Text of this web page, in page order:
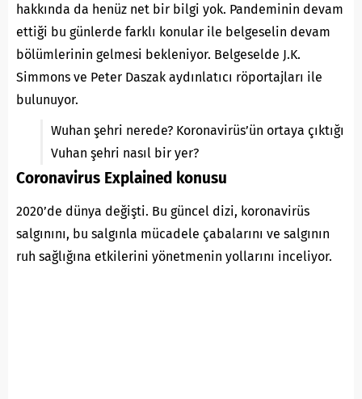
hakkında da henüz net bir bilgi yok. Pandeminin devam
ettiği bu günlerde farklı konular ile belgeselin devam
bölümlerinin gelmesi bekleniyor. Belgeselde J.K.
Simmons ve Peter Daszak aydınlatıcı röportajları ile
bulunuyor.
Wuhan şehri nerede? Koronavirüs’ün ortaya çıktığı
Vuhan şehri nasıl bir yer?
Coronavirus Explained konusu
2020’de dünya değişti. Bu güncel dizi, koronavirüs
salgınını, bu salgınla mücadele çabalarını ve salgının
ruh sağlığına etkilerini yönetmenin yollarını inceliyor.